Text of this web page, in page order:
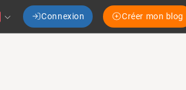
Connexion Créer mon blog